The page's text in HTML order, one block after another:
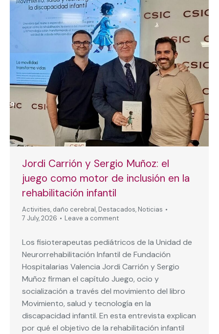
Jordi Carrión y Sergio Muñoz: el
juego como motor de inclusión en la
rehabilitación infantil
Activities, daño cerebral, Destacados, Noticias
7 July, 2026
Leave a comment
Los fisioterapeutas pediátricos de la Unidad de
Neurorrehabilitación Infantil de Fundación
Hospitalarias Valencia Jordi Carrión y Sergio
Muñoz firman el capítulo Juego, ocio y
socialización a través del movimiento del libro
Movimiento, salud y tecnología en la
discapacidad infantil. En esta entrevista explican
por qué el objetivo de la rehabilitación infantil